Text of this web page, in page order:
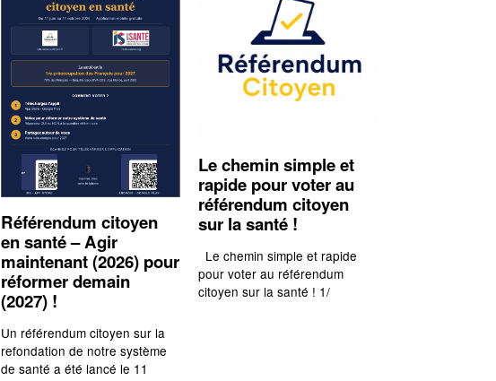
Référendum citoyen
en santé – Agir
maintenant (2026) pour
réformer demain
(2027) !
Un référendum citoyen sur la
refondation de notre système
de santé a été lancé le 11
Le chemin simple et
rapide pour voter au
référendum citoyen
sur la santé !
Le chemin simple et rapide
pour voter au référendum
citoyen sur la santé ! 1/